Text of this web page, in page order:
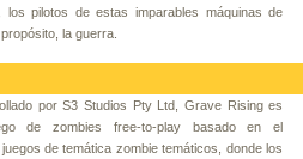
los pilotos de estas imparables máquinas de
la guerra.
por S3 Studios Pty Ltd, Grave Rising es
de zombies free-to-play basado en el
de temática zombie temáticos, donde los